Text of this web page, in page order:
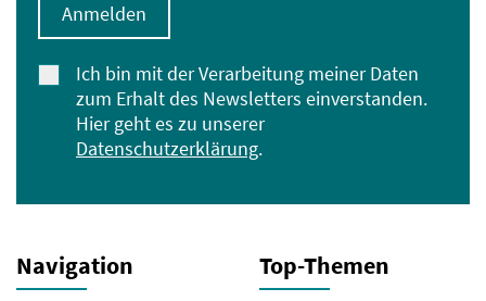
Ich bin mit der Verarbeitung meiner Daten
zum Erhalt des Newsletters einverstanden.
Hier geht es zu unserer
Datenschutzerklärung.
Anmelden
Navigation Top-Themen